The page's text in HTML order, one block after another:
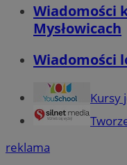
Wiadomości
Mysłowicach
Wiadomości
Kursy
reklama